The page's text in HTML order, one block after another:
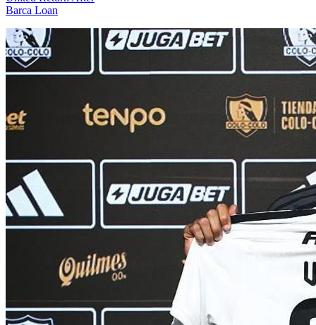
Barca Loan